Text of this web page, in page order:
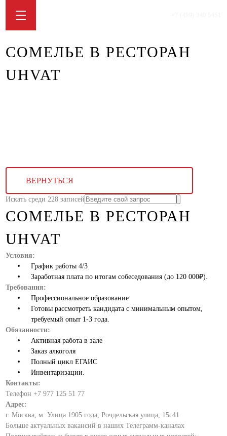
СОМЕЛЬЕ В РЕСТОРАН
UHVAT
ВЕРНУТЬСЯ
Искать среди 228 записей
СОМЕЛЬЕ В РЕСТОРАН
UHVAT
Условия:
График работы 4/3
Заработная плата по итогам собеседования (до 120 000₽).
Требования:
Профессиональное образование
Готовы рассмотреть кандидата с минимальным опытом,
требуемый опыт 1-3 года.
Обязанности:
Активная работа в зале
Заказ алкоголя
Полный цикл ЕГАИС
Инвентаризации.
Контакты:
Телефон +7 977 125 51 77
Адрес:
г. Москва, м. Улица 1905 года, Рочдельская улица, 15с41
Больше актуальных вакансий в наших Телеграмм-каналах